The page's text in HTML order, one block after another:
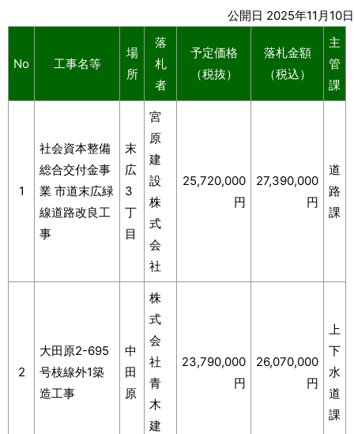
公開日 2025年11月10日
No 工事名等
場
所
落
札
者
予定価格
（税抜）
落札金額
（税込）
主
管
課
1
社会資本整備
総合交付金事
業 市道末広緑
線道路改良工
事
末
広
3
丁
目
宮
原
建
設
株
式
会
社
25,720,000
円
27,390,000
円
道
路
課
2
大田原2-695
号枝線外1築
造工事
中
田
原
株
式
会
社
青
木
建
23,790,000
円
26,070,000
円
上
下
水
道
課